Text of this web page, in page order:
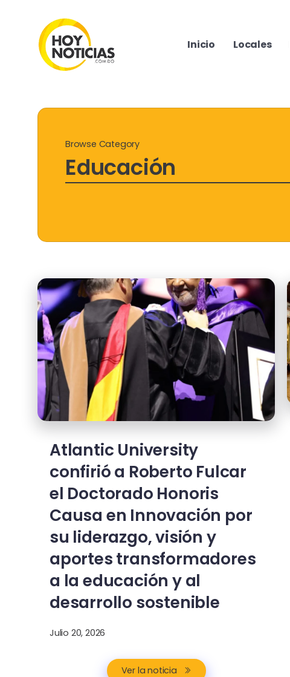
Inicio Locales
Browse Category
Educación
Atlantic University
confirió a Roberto Fulcar
el Doctorado Honoris
Causa en Innovación por
su liderazgo, visión y
aportes transformadores
a la educación y al
desarrollo sostenible
Julio 20, 2026
Ver la noticia